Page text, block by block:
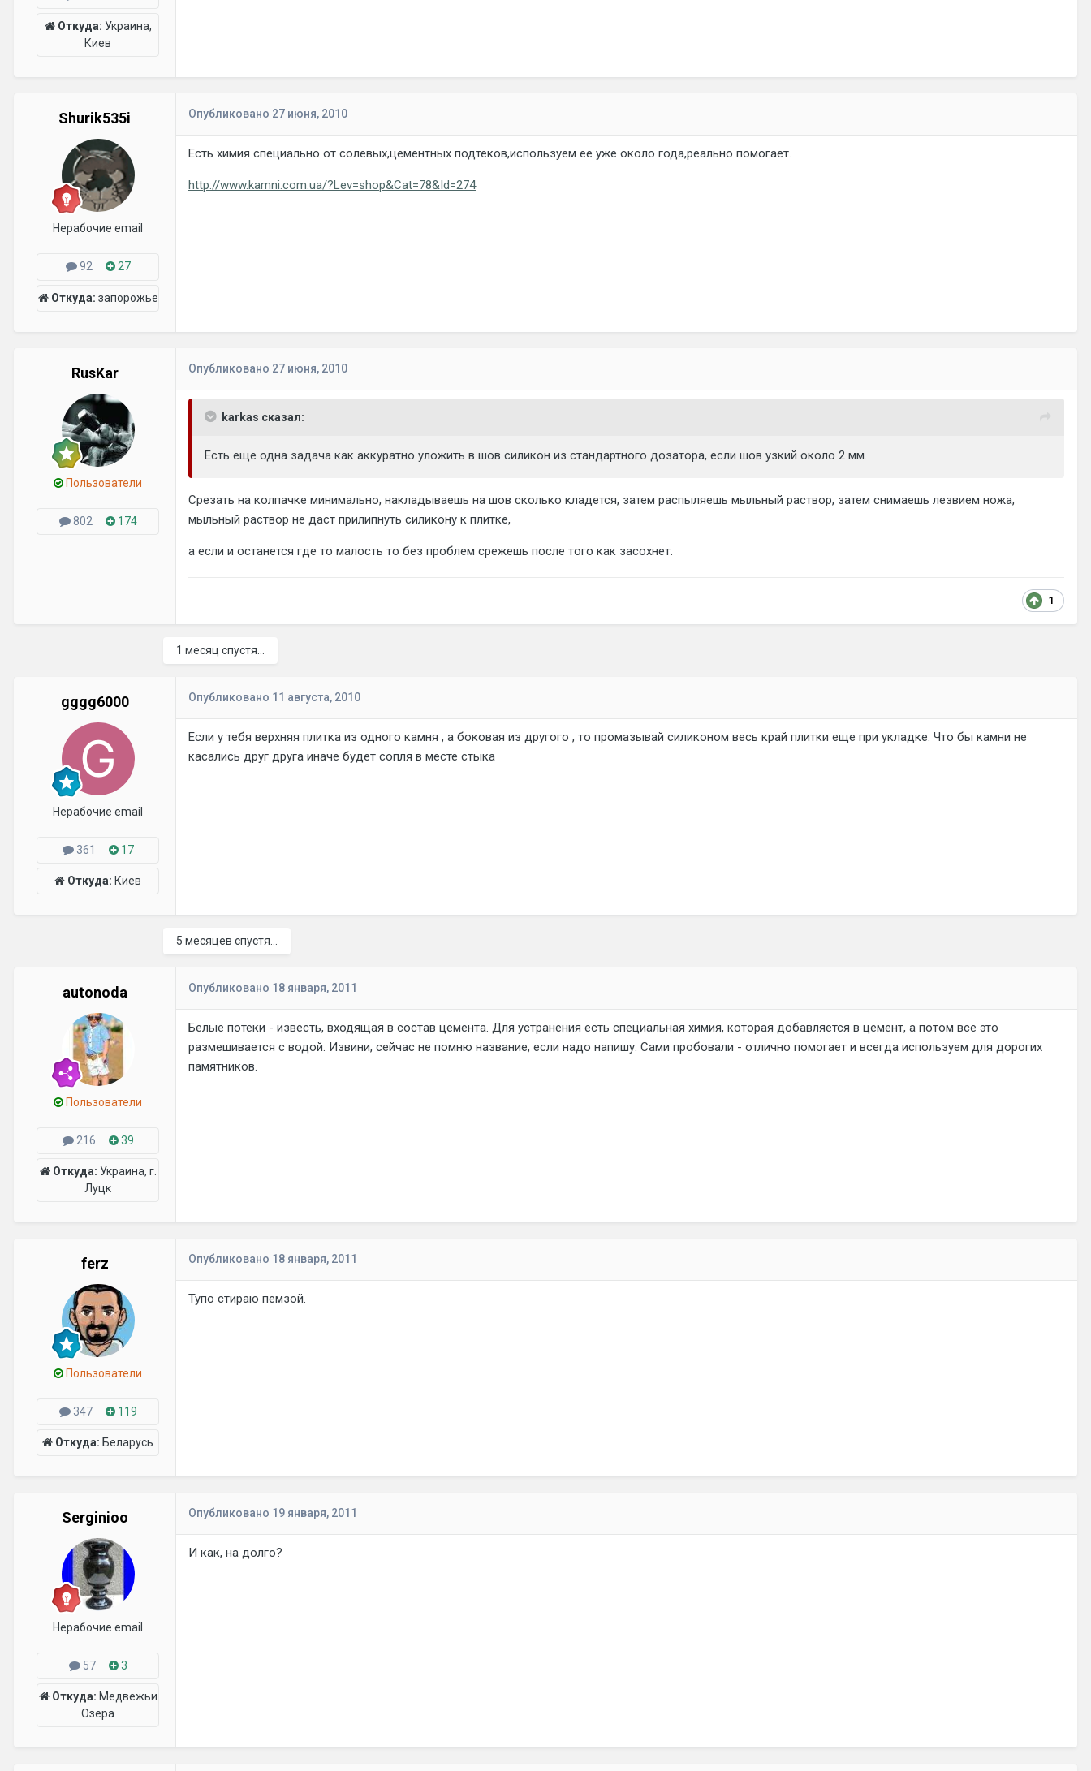
Откуда: Украина,
Киев
Shurik535i
Нерабочие email
92 27
Откуда: запорожье
Опубликовано 27 июня, 2010
Есть химия специально от солевых,цементных подтеков,используем ее уже около года,реально помогает.
http://www.kamni.com.ua/?Lev=shop&Cat=78&Id=274
RusKar
Пользователи
802 174
Опубликовано 27 июня, 2010
karkas сказал:
Есть еще одна задача как аккуратно уложить в шов силикон из стандартного дозатора, если шов узкий около 2 мм.
Срезать на колпачке минимально, накладываешь на шов сколько кладется, затем распыляешь мыльный раствор, затем снимаешь лезвием ножа,
мыльный раствор не даст прилипнуть силикону к плитке,
а если и останется где то малость то без проблем срежешь после того как засохнет.
1
1 месяц спустя...
gggg6000
Нерабочие email
361 17
Откуда: Киев
Опубликовано 11 августа, 2010
Если у тебя верхняя плитка из одного камня , а боковая из другого , то промазывай силиконом весь край плитки еще при укладке. Что бы камни не
касались друг друга иначе будет сопля в месте стыка
5 месяцев спустя...
autonoda
Пользователи
216 39
Откуда: Украина, г.
Луцк
Опубликовано 18 января, 2011
Белые потеки - известь, входящая в состав цемента. Для устранения есть специальная химия, которая добавляется в цемент, а потом все это
размешивается с водой. Извини, сейчас не помню название, если надо напишу. Сами пробовали - отлично помогает и всегда используем для дорогих
памятников.
ferz
Пользователи
347 119
Откуда: Беларусь
Опубликовано 18 января, 2011
Тупо стираю пемзой.
Serginioo
Нерабочие email
57 3
Откуда: Медвежьи
Озера
Опубликовано 19 января, 2011
И как, на долго?